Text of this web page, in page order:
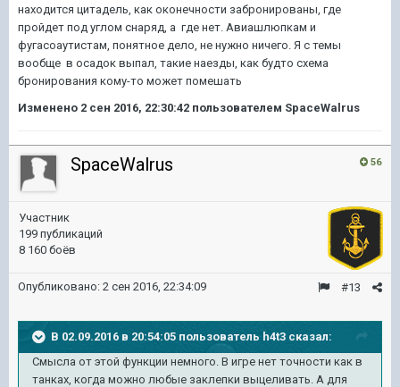
находится цитадель, как оконечности забронированы, где
пройдет под углом снаряд, а где нет. Авиашлюпкам и
фугасоаутистам, понятное дело, не нужно ничего. Я с темы
вообще в осадок выпал, такие наезды, как будто схема
бронирования кому-то может помешать
Изменено 2 сен 2016, 22:30:42 пользователем SpaceWalrus
56
SpaceWalrus
Участник
199 публикаций
8 160 боёв
#13
Опубликовано: 2 сен 2016, 22:34:09
В 02.09.2016 в 20:54:05 пользователь h4t3 сказал:
Смысла от этой функции немного. В игре нет точности как в
танках, когда можно любые заклепки выцеливать. А для